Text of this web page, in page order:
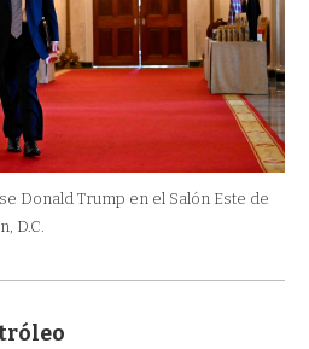
Donald Trump en el Salón Este de
D.C.